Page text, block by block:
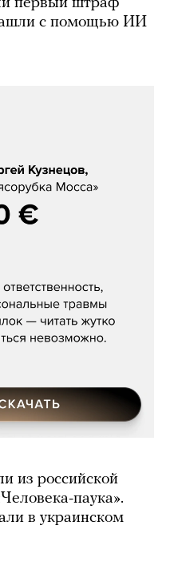
с помощью ИИ
«Мясорубка
из российской
паука».
в украинском